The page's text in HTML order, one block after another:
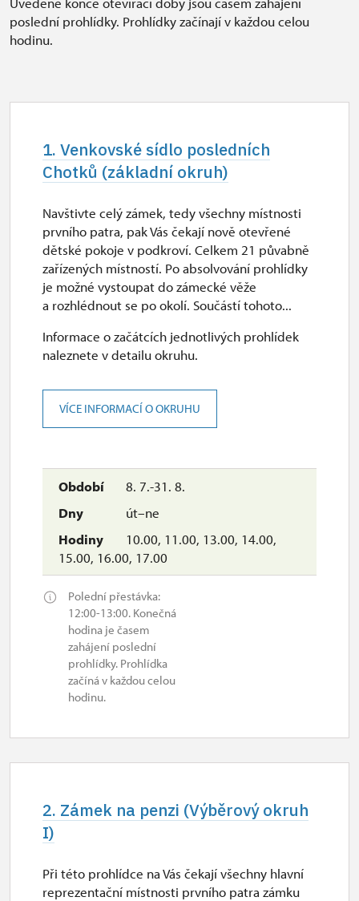
poslední prohlídky. Prohlídky začínají v každou celou
hodinu.
1. Venkovské sídlo posledních
Chotků (základní okruh)
8. 7.-31. 8.
út–ne
10.00, 11.00, 13.00, 14.00,
15.00, 16.00, 17.00
Polední přestávka:
12:00-13:00. Konečná
hodina je časem
zahájení poslední
prohlídky. Prohlídka
začíná v každou celou
hodinu.
Navštivte celý zámek, tedy všechny místnosti
prvního patra, pak Vás čekají nově otevřené
dětské pokoje v podkroví. Celkem 21 půvabně
zařízených místností. Po absolvování prohlídky
je možné vystoupat do zámecké věže
a rozhlédnout se po okolí. Součástí tohoto...
Informace o začátcích jednotlivých prohlídek
naleznete v detailu okruhu.
VÍCE INFORMACÍ O OKRUHU
2. Zámek na penzi (Výběrový okruh
I)
Při této prohlídce na Vás čekají všechny hlavní
reprezentační místnosti prvního patra zámku